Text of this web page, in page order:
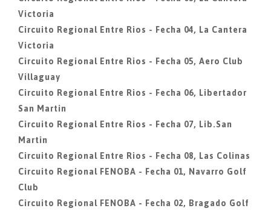
Victoria
Circuito Regional Entre Rios - Fecha 04, La Cantera
Victoria
Circuito Regional Entre Rios - Fecha 05, Aero Club
Villaguay
Circuito Regional Entre Rios - Fecha 06, Libertador
San Martin
Circuito Regional Entre Rios - Fecha 07, Lib.San
Martin
Circuito Regional Entre Rios - Fecha 08, Las Colinas
Circuito Regional FENOBA - Fecha 01, Navarro Golf
Club
Circuito Regional FENOBA - Fecha 02, Bragado Golf